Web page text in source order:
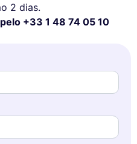
2 dias.
+33 1 48 74 05 10